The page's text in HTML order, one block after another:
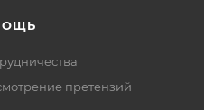
претензий